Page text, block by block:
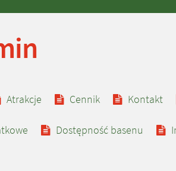
Atrakcje Cennik Kontakt
Dostępność basenu